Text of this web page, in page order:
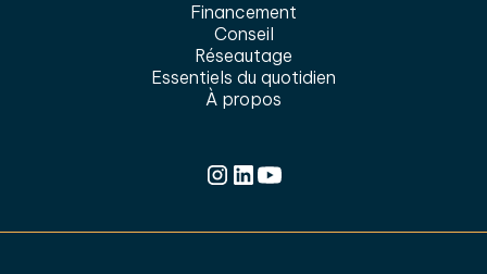
Financement
Conseil
Réseautage
Essentiels du quotidien
À propos